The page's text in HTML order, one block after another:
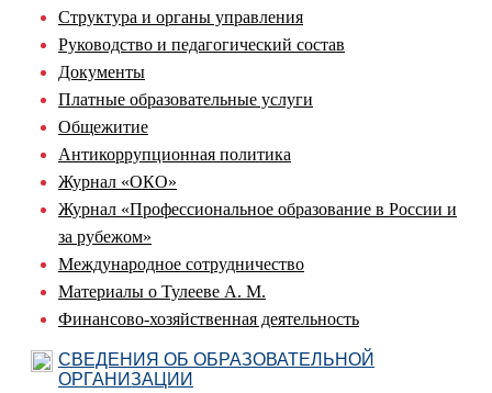
Структура и органы управления
Руководство и педагогический состав
Документы
Платные образовательные услуги
Общежитие
Антикоррупционная политика
Журнал «ОКО»
Журнал «Профессиональное образование в России и
за рубежом»
Международное сотрудничество
Материалы о Тулееве А. М.
Финансово-хозяйственная деятельность
СВЕДЕНИЯ ОБ ОБРАЗОВАТЕЛЬНОЙ
ОРГАНИЗАЦИИ